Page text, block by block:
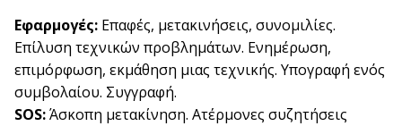
Εφαρμογές: Επαφές, μετακινήσεις, συνομιλίες.
Επίλυση τεχνικών προβλημάτων. Ενημέρωση,
επιμόρφωση, εκμάθηση μιας τεχνικής. Υπογραφή ενός
συμβολαίου. Συγγραφή.
SOS:Άσκοπη μετακίνηση. Ατέρμονες συζητήσεις